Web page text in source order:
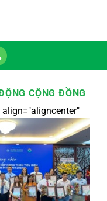
CỘNG ĐỒNG